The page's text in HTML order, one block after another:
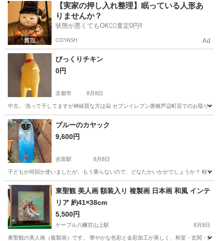
京都 京都市 その他
【実家の押し入れ整理】眠っている人形あ
りませんか？
状態が悪くてもOK🙆‍♀️査定0円‼️
COYASH Ad
びっくりチキン
0円
京都市 8月8日
中古。 洗って干してますが神経質な方は🙅 セブンイレブン唐橋芦辺町店でのお取り引
京都 京都市 その他
ブルーのカヤック
9,600円
吉富駅 8月8日
子どもが何回か使いましたが、もう乗らないので、どなたかいかがでしょうか？ 軽
京都 南丹市 吉富駅 その他
東聖観 美人画 額装入り 複製画 日本画 和風 インテ
リア 約41×38cm
5,500円
ケーブル八幡宮山上駅 8月8日
東聖観の美人画（複製画）です。 華やかな色彩と金彩加工が美しく、和室・玄関・